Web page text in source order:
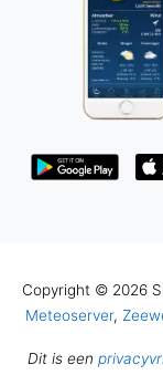
Copyright © 2026
Meteoserver,
Dit is een